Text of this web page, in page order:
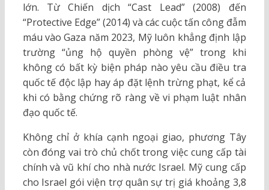
lớn. Từ Chiến dịch “Cast Lead” (2008) đến
“Protective Edge” (2014) và các cuộc tấn công đẫm
máu vào Gaza năm 2023, Mỹ luôn khẳng định lập
trường “ủng hộ quyền phòng vệ” trong khi
không có bất kỳ biện pháp nào yêu cầu điều tra
quốc tế độc lập hay áp đặt lệnh trừng phạt, kể cả
khi có bằng chứng rõ ràng về vi phạm luật nhân
đạo quốc tế.
Không chỉ ở khía cạnh ngoại giao, phương Tây
còn đóng vai trò chủ chốt trong việc cung cấp tài
chính và vũ khí cho nhà nước Israel. Mỹ cung cấp
cho Israel gói viện trợ quân sự trị giá khoảng 3,8